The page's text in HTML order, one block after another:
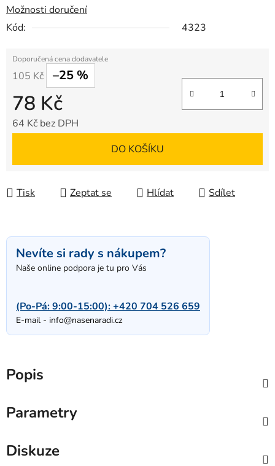
Možnosti doručení
Kód:
4323
105 Kč –25 %
78 Kč
64 Kč bez DPH
DO KOŠÍKU
Tisk Zeptat se Hlídat Sdílet
Nevíte si rady s nákupem?
Naše online podpora je tu pro Vás
(Po-Pá: 9:00-15:00):+420 704 526 659
E-mail - info@nasenaradi.cz
Popis
Parametry
Diskuze